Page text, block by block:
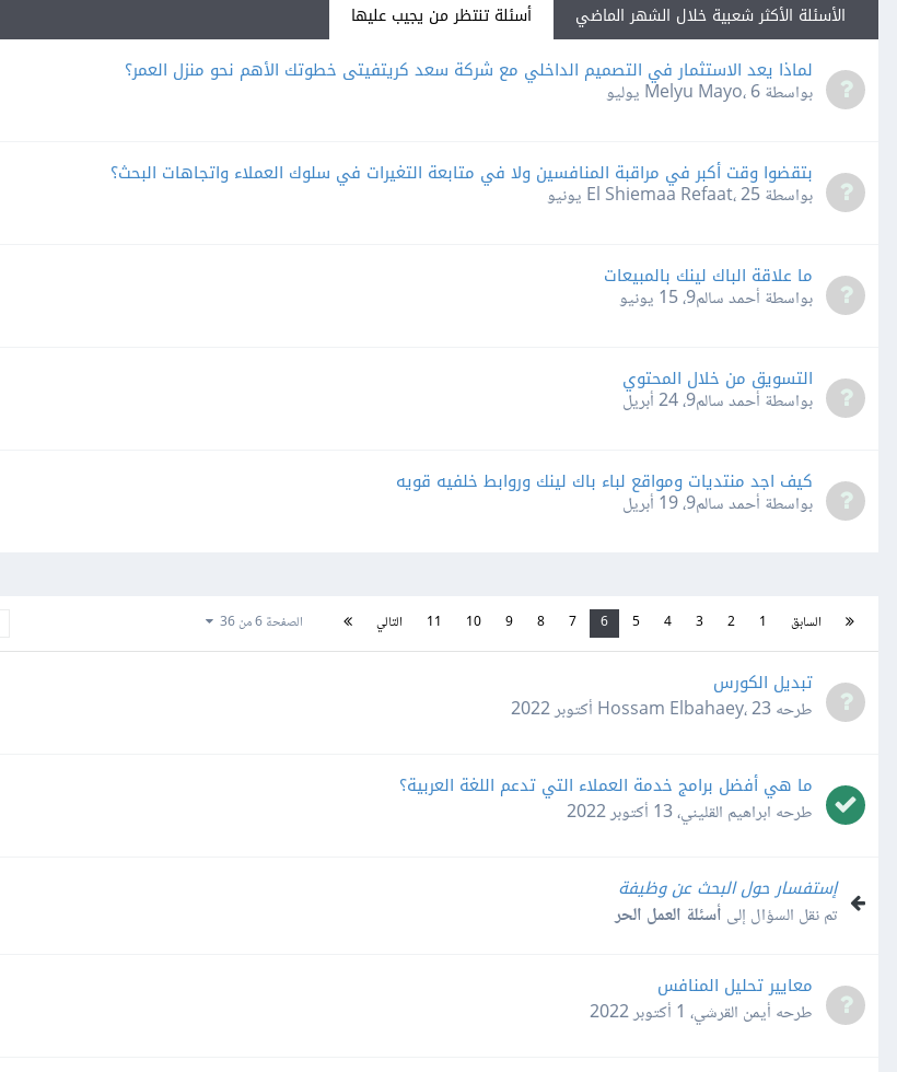
الأسئلة الأكثر شعبية خلال الشهر الماضي أسئلة تنتظر من يجيب عليها
لماذا يعد الاستثمار في التصميم الداخلي مع شركة سعد كريتفيتى خطوتك الأهم نحو منزل العمر؟
بواسطة Melyu Mayo،6 يوليو
بتقضوا وقت أكبر في مراقبة المنافسين ولا في متابعة التغيرات في سلوك العملاء واتجاهات البحث؟
بواسطة El Shiemaa Refaat،25 يونيو
ما علاقة الباك لينك بالمبيعات
بواسطة أحمد سالم9، 15 يونيو
التسويق من خلال المحتوي
بواسطة أحمد سالم9، 24 أبريل
كيف اجد منتديات ومواقع لباء باك لينك وروابط خلفيه قويه
بواسطة أحمد سالم9، 19 أبريل
السابق 1
2
3
4
5
6
7
8
9
10
11 التالي الصفحة 6 من 36
تبديل الكورس
طرحه Hossam Elbahaey،23 أكتوبر 2022
ما هي أفضل برامج خدمة العملاء التي تدعم اللغة العربية؟
طرحه ابراهيم القليني،13 أكتوبر 2022
إستفسار حول البحث عن وظيفة
تم نقل السؤال إلى أسئلة العمل الحر
معايير تحليل المنافس
طرحه أيمن القرشي، 1 أكتوبر 2022